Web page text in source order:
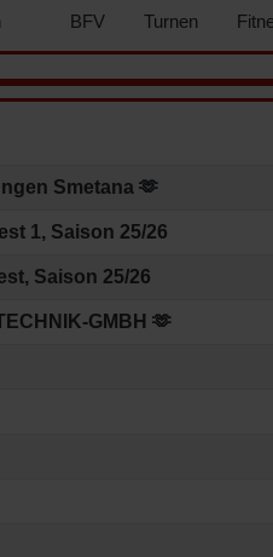
BFV Turnen
Smetana 🫶
1, Saison 25/26
Saison 25/26
GMBH 🫶